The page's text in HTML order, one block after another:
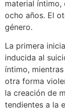
material íntimo,
ocho años. El
género.
La primera
inducida al
íntimo,
otra forma
la creación de
tendientes a la